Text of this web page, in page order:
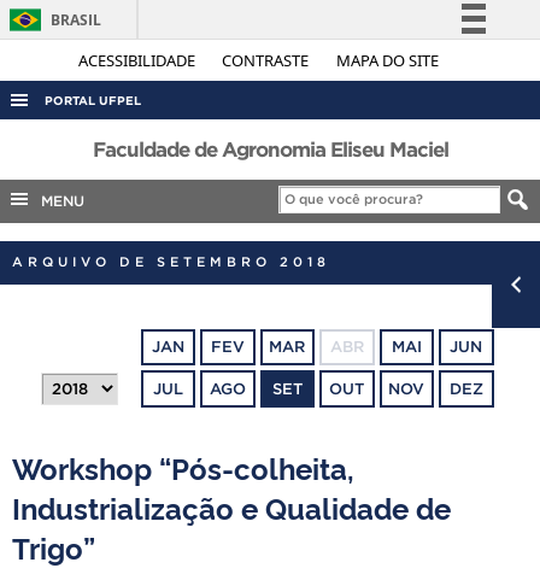
ACESSIBILIDADE CONTRASTE MAPA DO SITE
BRASIL
Simplifique!
Legislação
Canais
PORTAL UFPEL
ACESSO À INFORMAÇÃO
AUDITORIA
COBALTO
CONCURSOS
OUVIDORIA
TELEFONES
Faculdade de Agronomia Eliseu Maciel
MENU
ARQUIVO DE SETEMBRO 2018
JAN FEV MAR ABR MAI JUN
JUL AGO SET OUT NOV DEZ
Workshop “Pós-colheita,
Industrialização e Qualidade de
Trigo”